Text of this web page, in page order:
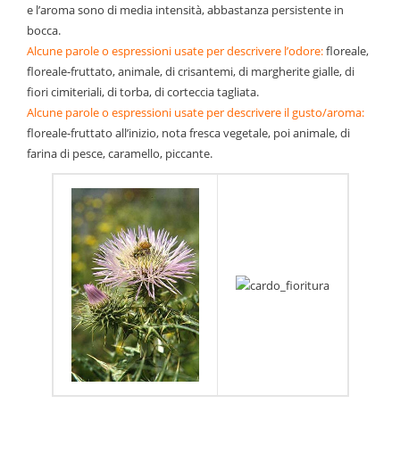
e l’aroma sono di media intensità, abbastanza persistente in
bocca.
Alcune parole o espressioni usate per descrivere l’odore:floreale,
floreale-fruttato, animale, di crisantemi, di margherite gialle, di
fiori cimiteriali, di torba, di corteccia tagliata.
Alcune parole o espressioni usate per descrivere il gusto/aroma:
floreale-fruttato all’inizio, nota fresca vegetale, poi animale, di
farina di pesce, caramello, piccante.